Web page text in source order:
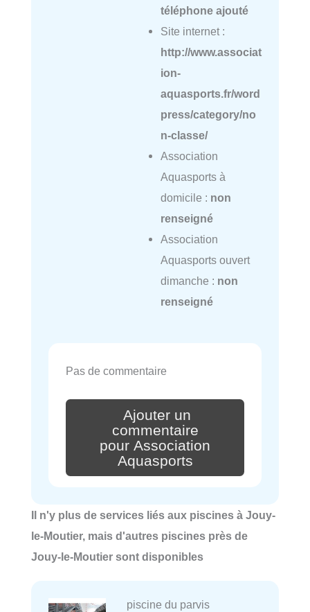
téléphone ajouté
Site internet :
http://www.associat
ion-
aquasports.fr/word
press/category/no
n-classe/
Association
Aquasports à
domicile : non
renseigné
Association
Aquasports ouvert
dimanche : non
renseigné
Pas de commentaire
Ajouter un
commentaire
pour Association
Aquasports
Il n'y plus de services liés aux piscines à Jouy-
le-Moutier, mais d'autres piscines près de
Jouy-le-Moutier sont disponibles
piscine du parvis